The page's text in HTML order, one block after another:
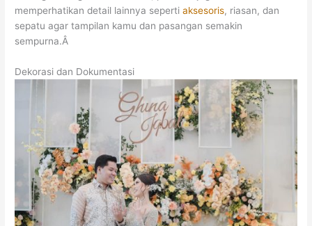
memperhatikan detail lainnya sepertiaksesoris, riasan, dan
sepatu agar tampilan kamu dan pasangan semakin
sempurna.Â
Dekorasi dan Dokumentasi